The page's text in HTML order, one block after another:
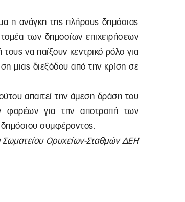
η ανάγκη της πλήρους δημόσιας
των δημοσίων επιχειρήσεων
να παίξουν κεντρικό ρόλο για
μιας διεξόδου από την κρίση σε
απαιτεί την άμεση δράση του
φορέων για την αποτροπή των
δημόσιου συμφέροντος.
Σωματείου Ορυχείων-Σταθμών ΔΕΗ